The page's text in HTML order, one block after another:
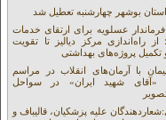
استان بوشهر چهارشنبه تعطیل شد
فرماندار عسلویه برای ارتقای خدمات
از راه‌اندازی مرکز دیالیز تا تقویت
تکمیل پروژه‌های بهداشتی
با آرمان‌های انقلاب در مراسم
«آقای شهید ایران» در سواحل
علیه پزشکیان، قالیباف و